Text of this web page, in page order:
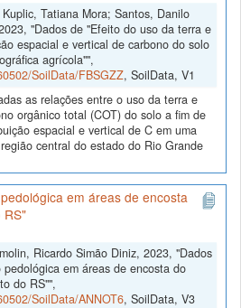
Tatiana Mora; Santos, Danilo
"Dados de "Efeito do uso da terra e
espacial e vertical de carbono do solo
agrícola"",
SoilData/FBSGZZ, SoilData, V1
as relações entre o uso da terra e
orgânico total (COT) do solo a fim de
espacial e vertical de C em uma
central do estado do Rio Grande
em áreas de encosta
RS"
Ricardo Simão Diniz, 2023, "Dados
pedológica em áreas de encosta do
do RS"",
SoilData/ANNOT6, SoilData, V3